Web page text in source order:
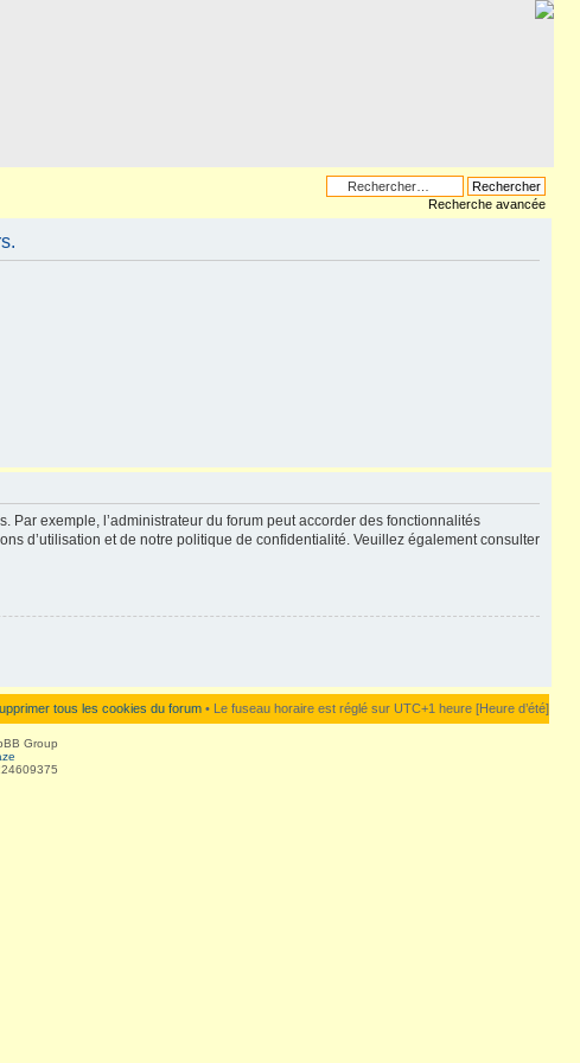
Recherche avancée
Par exemple, l’administrateur du forum peut accorder des fonctionnalités
d’utilisation et de notre politique de confidentialité. Veuillez également consulter
tous les cookies du forum • Le fuseau horaire est réglé sur UTC+1 heure [Heure d’été]
Group